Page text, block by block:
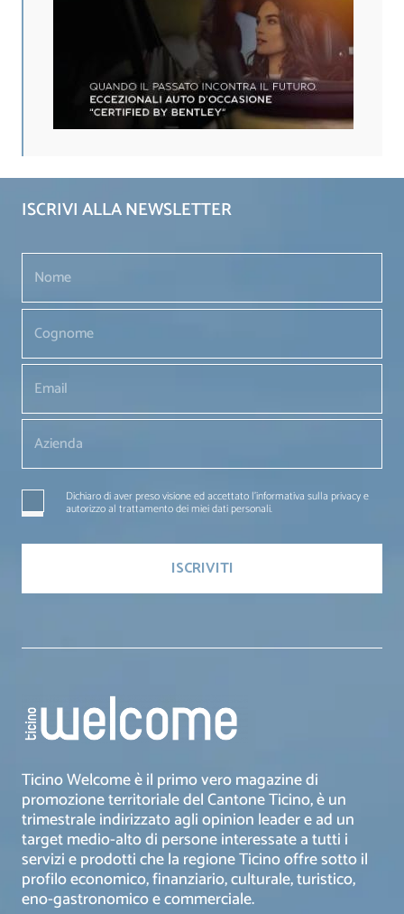
ISCRIVI ALLA NEWSLETTER
Dichiaro di aver preso visione ed accettato l'informativa sulla privacy e
autorizzo al trattamento dei miei dati personali.
Ticino Welcome è il primo vero magazine di
promozione territoriale del Cantone Ticino, è un
trimestrale indirizzato agli opinion leader e ad un
target medio-alto di persone interessate a tutti i
servizi e prodotti che la regione Ticino offre sotto il
profilo economico, finanziario, culturale, turistico,
eno-gastronomico e commerciale.